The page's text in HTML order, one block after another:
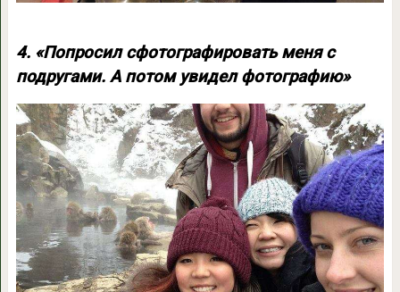
4. «Попросил сфотографировать меня с
подругами. А потом увидел фотографию»